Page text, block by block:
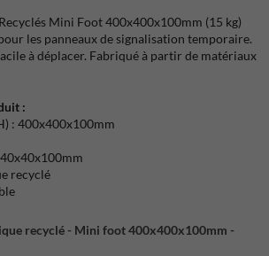
Mini Foot 400x400x100mm (15 kg)
les panneaux de signalisation temporaire.
à déplacer. Fabriqué à partir de matériaux
:
: 400x400x100mm
recyclé
recyclé - Mini foot 400x400x100mm -